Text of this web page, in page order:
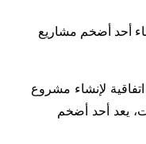
لإنشاء مشروع
بقدرة 10 غيغاوات، يعد أحد أضخم